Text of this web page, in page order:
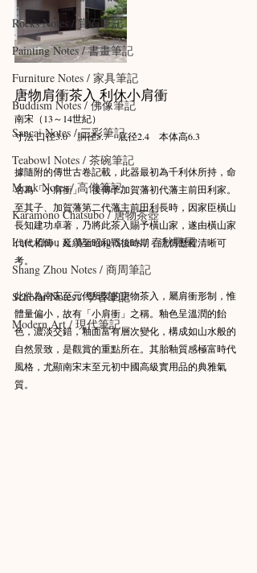
Rocks Notes / 賞石筆記
Painting Notes / 書畫筆記
Furniture Notes / 家具筆記
Buddism Notes / 佛像筆記
Sancai Notes / 三彩筆記
Teabowl Notes / 茶碗筆記
Monk Notes / 高僧筆記
Karamono Chatsubo / 唐物茶壺
Late Zhou & Warring States / 春秋戰國
Shang Zhou Notes / 商周筆記
Scholar Notes / 學者筆記
Modern Art / 現代筆記
唐物肩衝茶入 利休小肩衝
南宋（13～14世紀）
寸法 口径3.0　胴径5.7　底径2.4　本体高6.3
據隨附的傳世古卷記載，此器最初為千利休所持，命
名為「小肩衝」，後傳予加賀藩初代藩主前田利家。
至其子、加賀藩第二代藩主前田利長時，因家臣橫山
長知建功卓著，乃將此茶入賜予橫山家，遂由橫山家
代代相傳，延續至昭和戰後時期，流傳歷程清晰可
考。
此件為南宋至元代所製的唐物茶入，屬肩衝形制，惟
體量偏小，故有「小肩衝」之稱。釉色呈溫潤的飴
色，濃淡交錯，釉面富有層次變化，構成如山水般的
自然景致，是觀賞的重點所在。其胎釉質感極富時代
風格，尤顯南宋末至元初中國高級實用品的典雅氣
質。